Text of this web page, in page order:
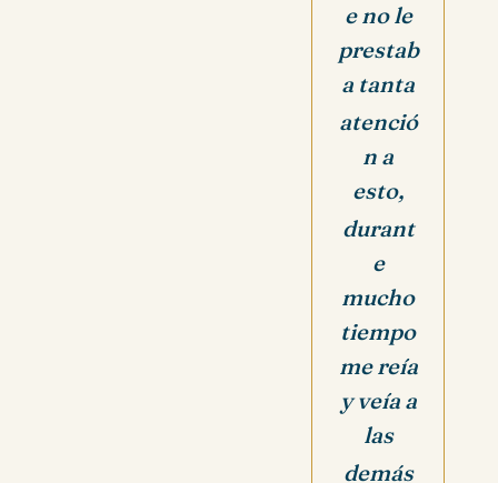
e no le
prestab
a tanta
atenció
n a
esto,
durant
e
mucho
tiempo
me reía
y veía a
las
demás